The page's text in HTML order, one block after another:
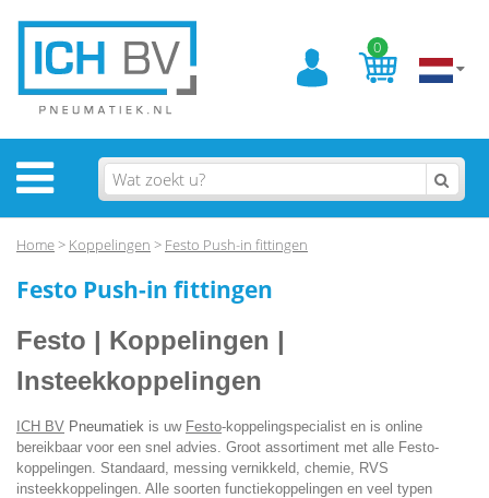
0
Home> Koppelingen > Festo Push-in fittingen
Festo Push-in fittingen
Festo | Koppelingen |
Insteekkoppelingen
ICH BV Pneumatiek is uw Festo-koppelingspecialist en is online
bereikbaar voor een snel advies. Groot assortiment met alle Festo-
koppelingen. Standaard, messing vernikkeld, chemie, RVS
insteekkoppelingen. Alle soorten functiekoppelingen en veel typen